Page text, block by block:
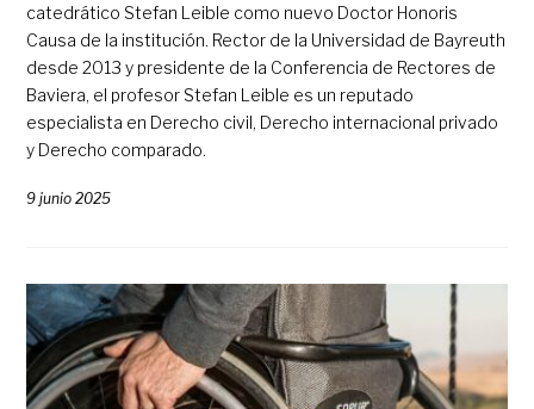
catedrático Stefan Leible como nuevo Doctor Honoris
Causa de la institución. Rector de la Universidad de Bayreuth
desde 2013 y presidente de la Conferencia de Rectores de
Baviera, el profesor Stefan Leible es un reputado
especialista en Derecho civil, Derecho internacional privado
y Derecho comparado.
9 junio 2025